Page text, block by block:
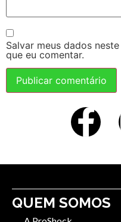
Salvar meus dados
que eu comentar.
QUEM SOMOS